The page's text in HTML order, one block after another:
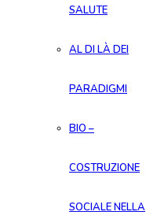
SALUTE
AL DI LÀ DEI
PARADIGMI
BIO –
COSTRUZIONE
SOCIALE NELLA